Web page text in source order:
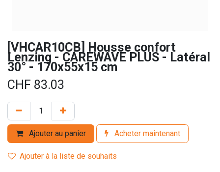
[VHCAR10CB] Housse confort
Lenzing - CAREWAVE PLUS - Latéral
30° - 170x55x15 cm
CHF 83.03
Ajouter au panier Acheter maintenant
Ajouter à la liste de souhaits